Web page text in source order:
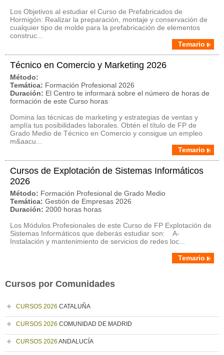
Los Objetivos al estudiar el Curso de Prefabricados de
Hormigón: Realizar la preparación, montaje y conservación de
cualquier tipo de molde para la prefabricación de elementos
construc...
Temario
Técnico en Comercio y Marketing 2026
Método:
Temática: Formación Profesional 2026
Duración: El Centro te informará sobre el número de horas de
formación de este Curso horas
Domina las técnicas de marketing y estrategias de ventas y
amplía tus posibilidades laborales. Obtén el título de FP de
Grado Medio de Técnico en Comercio y consigue un empleo
m&aacu...
Temario
Cursos de Explotación de Sistemas Informáticos
2026
Método: Formación Profesional de Grado Medio
Temática: Gestión de Empresas 2026
Duración: 2000 horas horas
Los Módulos Profesionales de este Curso de FP Explotación de
Sistemas Informáticos que deberás estudiar son: A-
Instalación y mantenimiento de servicios de redes loc...
Temario
Cursos por Comunidades
CURSOS 2026 CATALUÑA
CURSOS 2026 COMUNIDAD DE MADRID
CURSOS 2026 ANDALUCÍA